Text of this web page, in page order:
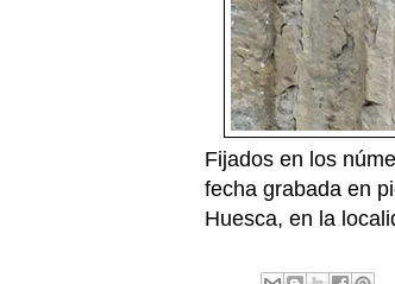
Fijados en los
fecha grabada en
Huesca, en la